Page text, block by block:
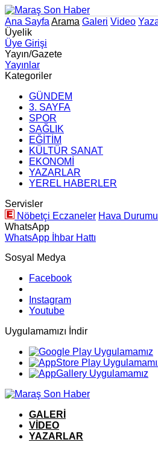
Ana Sayfa Arama Galeri Video
Üyelik
Üye Girişi
Yayın/Gazete
Yayınlar
Kategoriler
GÜNDEM
3. SAYFA
SPOR
SAĞLIK
EĞİTİM
KÜLTÜR SANAT
EKONOMİ
YAZARLAR
YEREL HABERLER
Servisler
Nöbetçi Eczaneler Hava Durumu
WhatsApp
WhatsApp İhbar Hattı
Sosyal Medya
Facebook
Instagram
Youtube
Uygulamamızı İndir
GALERİ
VİDEO
YAZARLAR